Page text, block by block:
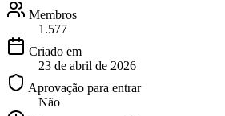
Membros
1.577
Criado em
23 de abril de 2026
Aprovação para entrar
Não